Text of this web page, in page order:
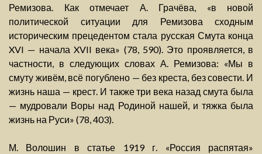
Ремизова. Как отмечает А. Грачёва, «в новой
политической ситуации для Ремизова сходным
историческим прецедентом стала русская Смута конца
XVI — начала XVII века» (78, 590). Это проявляется, в
частности, в следующих словах А. Ремизова: «Мы в
смуту живём, всё погублено — без креста, без совести. И
жизнь наша — крест. И также три века назад смута была
— мудровали Воры над Родиной нашей, и тяжка была
жизнь на Руси» (78, 403).
М. Волошин в статье 1919 г. «Россия распятая»